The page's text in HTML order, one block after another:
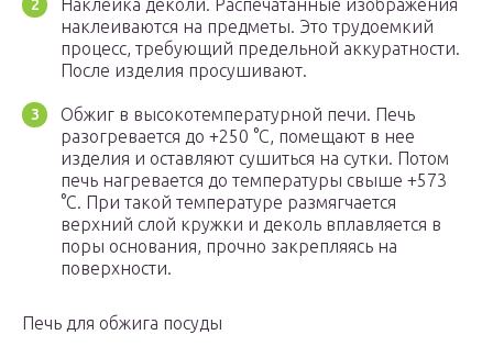
Наклейка деколи. Распечатанные изображения
наклеиваются на предметы. Это трудоемкий
процесс, требующий предельной аккуратности.
После изделия просушивают.
Обжиг в высокотемпературной печи. Печь
разогревается до +250 °С, помещают в нее
изделия и оставляют сушиться на сутки. Потом
печь нагревается до температуры свыше +573
°С. При такой температуре размягчается
верхний слой кружки и деколь вплавляется в
поры основания, прочно закрепляясь на
поверхности.
Печь для обжига посуды